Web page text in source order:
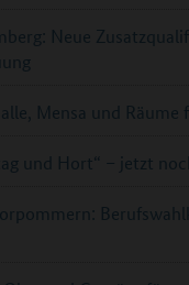
Neue
Mensa und Räume
und Hort“ – jetzt